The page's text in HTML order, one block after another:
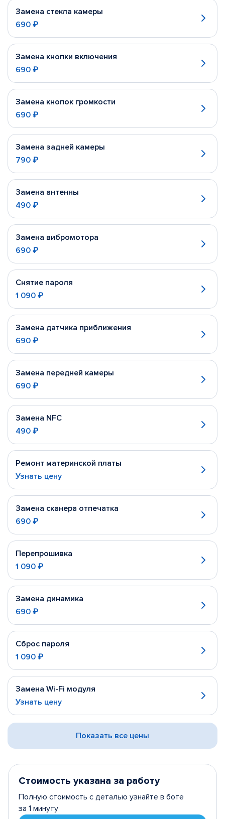
Замена стекла камеры
690 ₽
Замена кнопки включения
690 ₽
Замена кнопок громкости
690 ₽
Замена задней камеры
790 ₽
Замена антенны
490 ₽
Замена вибромотора
690 ₽
Снятие пароля
1 090 ₽
Замена датчика приближения
690 ₽
Замена передней камеры
690 ₽
Замена NFC
490 ₽
Ремонт материнской платы
Узнать цену
Замена сканера отпечатка
690 ₽
Перепрошивка
1 090 ₽
Замена динамика
690 ₽
Сброс пароля
1 090 ₽
Замена Wi-Fi модуля
Узнать цену
Показать все цены
Стоимость указана за работу
Полную стоимость с деталью узнайте в боте
за 1 минуту